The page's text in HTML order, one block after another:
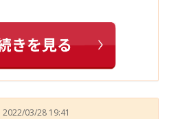
2022/03/28 19:41